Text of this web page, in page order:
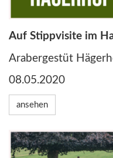
Auf Stippvisite im
Arabergestüt
08.05.2020
ansehen